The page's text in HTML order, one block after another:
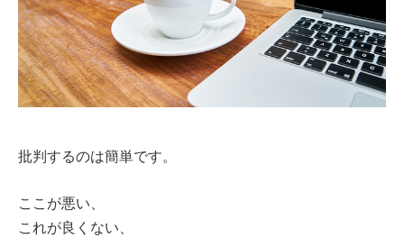
批判するのは簡単です。
ここが悪い、
これが良くない、